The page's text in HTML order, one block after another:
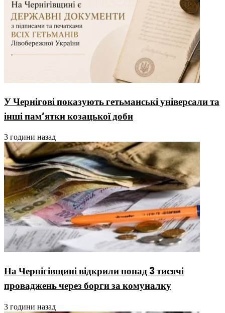
У Чернігові показують гетьманські універсали та
інші пам’ятки козацької доби
3 години назад
На Чернігівщині відкрили понад 3 тисячі
проваджень через борги за комуналку
3 години назад